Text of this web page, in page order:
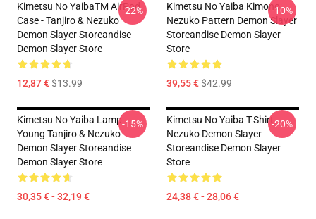
Kimetsu No YaibaTM AirPod
Case - Tanjiro & Nezuko
Demon Slayer Storeandise
Demon Slayer Store
12,87 €$13.99
-22%
Kimetsu No Yaiba Kimono
Nezuko Pattern Demon Slayer
Storeandise Demon Slayer
Store
39,55 €$42.99
-10%
Kimetsu No Yaiba Lamp -
Young Tanjiro & Nezuko
Demon Slayer Storeandise
Demon Slayer Store
30,35 € - 32,19 €
-15%
Kimetsu No Yaiba T-Shirt -
Nezuko Demon Slayer
Storeandise Demon Slayer
Store
24,38 € - 28,06 €
-20%